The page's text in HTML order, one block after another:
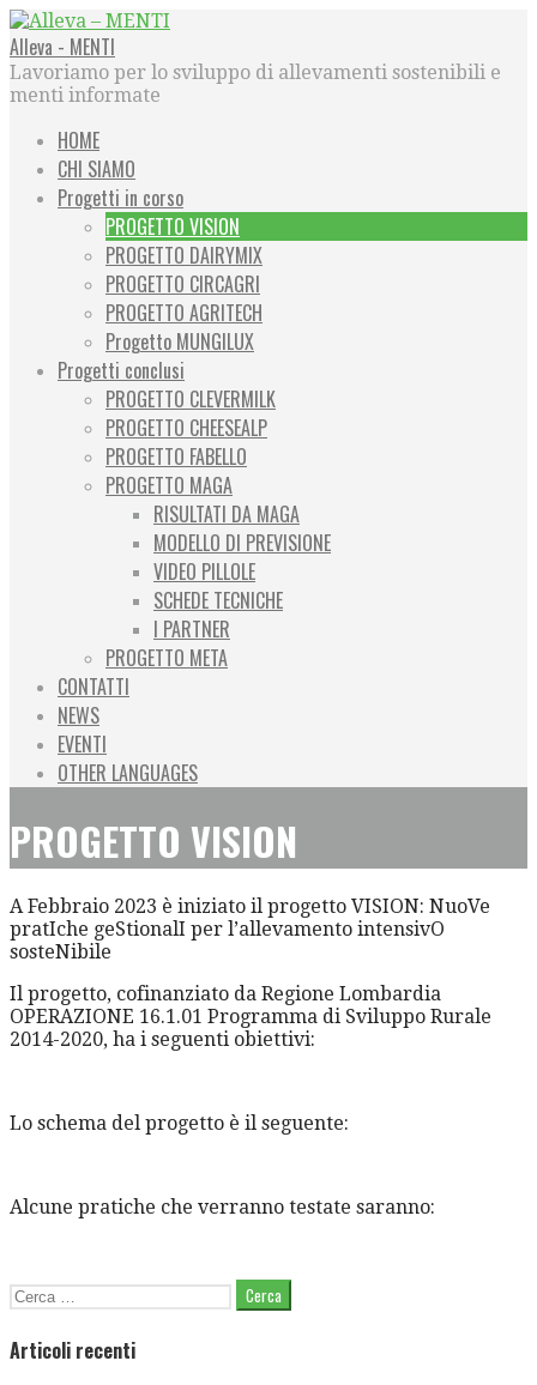
Passa
al
contenuto
Alleva - MENTI
Lavoriamo per lo sviluppo di allevamenti sostenibili e
menti informate
HOME
CHI SIAMO
Progetti in corso
PROGETTO VISION
PROGETTO DAIRYMIX
PROGETTO CIRCAGRI
PROGETTO AGRITECH
Progetto MUNGILUX
Progetti conclusi
PROGETTO CLEVERMILK
PROGETTO CHEESEALP
PROGETTO FABELLO
PROGETTO MAGA
RISULTATI DA MAGA
MODELLO DI PREVISIONE
VIDEO PILLOLE
SCHEDE TECNICHE
I PARTNER
PROGETTO META
CONTATTI
NEWS
EVENTI
OTHER LANGUAGES
PROGETTO VISION
A Febbraio 2023 è iniziato il progetto VISION: NuoVe
pratIche geStionalI per l’allevamento intensivO
sosteNibile
Il progetto, cofinanziato da Regione Lombardia
OPERAZIONE 16.1.01 Programma di Sviluppo Rurale
2014-2020, ha i seguenti obiettivi:
Lo schema del progetto è il seguente:
Alcune pratiche che verranno testate saranno:
Ricerca
Articoli recenti